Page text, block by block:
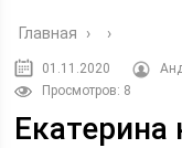
Главная › ›
01.11.2020
Просмотров: 8
Екатерина